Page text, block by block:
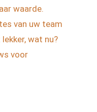
waarde.
van uw team
wat nu?
voor